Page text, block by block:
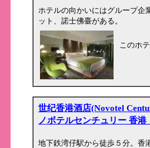
ホテルの向かいにはグループ企
ット、諾士佛臺がある。
このホ
世纪香港酒店(Novotel
ノボテルセンチュリー 香
地下鉄湾仔駅から徒歩５分。香